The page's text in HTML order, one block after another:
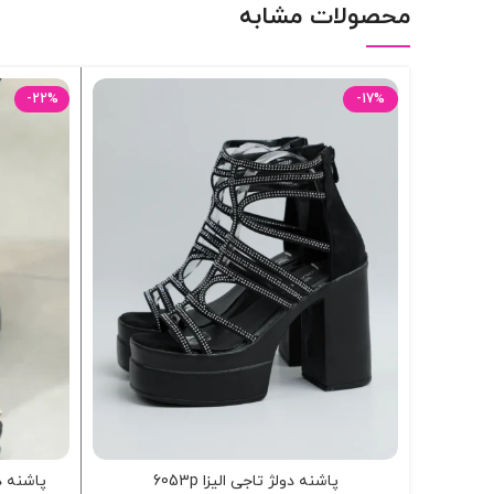
محصولات مشابه
-17%
پاشنه دولژ تاجی الیزا 6053p
-22%
پاشنه